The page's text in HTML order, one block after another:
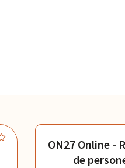
ON27 Online -
de